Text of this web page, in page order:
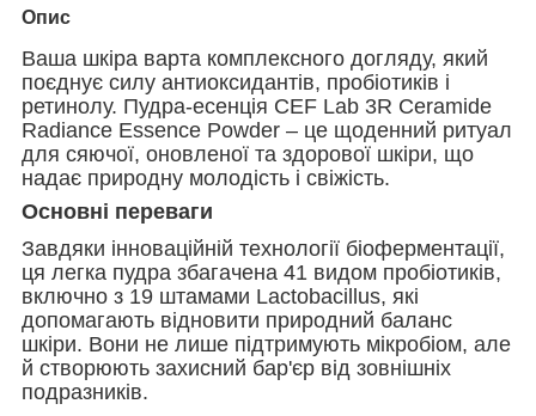
Опис
Ваша шкіра варта комплексного догляду, який
поєднує силу антиоксидантів, пробіотиків і
ретинолу. Пудра-есенція CEF Lab 3R Ceramide
Radiance Essence Powder – це щоденний ритуал
для сяючої, оновленої та здорової шкіри, що
надає природну молодість і свіжість.
Основні переваги
Завдяки інноваційній технології біоферментації,
ця легка пудра збагачена 41 видом пробіотиків,
включно з 19 штамами Lactobacillus, які
допомагають відновити природний баланс
шкіри. Вони не лише підтримують мікробіом, але
й створюють захисний бар'єр від зовнішніх
подразників.